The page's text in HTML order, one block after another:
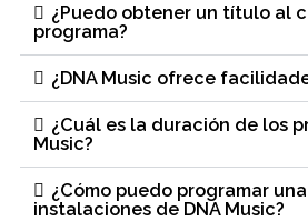
¿Puedo obtener un título al
programa?
¿DNA Music ofrece
¿Cuál es la duración de los
Music?
¿Cómo puedo programar
instalaciones de DNA Music?